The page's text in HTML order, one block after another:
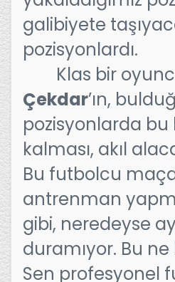
galibiyete
pozisyonlardı.
Klas bir
Çekdar’ın,
pozisyonlarda
kalması, akıl
Bu futbolcu
antrenman
gibi, neredeyse
duramıyor. Bu
Sen profesyonel